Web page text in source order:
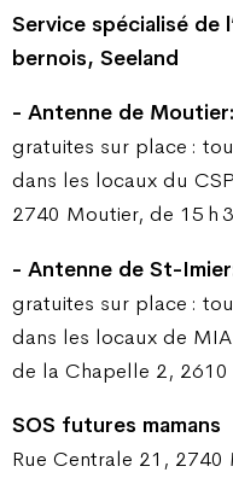
Service spécialisé de
bernois, Seeland
- Antenne de Moutier:
gratuites sur place :
dans les locaux du
2740 Moutier, de 15 h
- Antenne de St-
gratuites sur place :
dans les locaux de
de la Chapelle 2, 2610
SOS futures mamans
Rue Centrale 21, 2740